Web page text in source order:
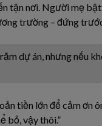
tận nơi. Người mẹ
trường – đứng
dự án, nhưng nếu
tiền lớn để cảm ơn
bỏ, vậy thôi.”